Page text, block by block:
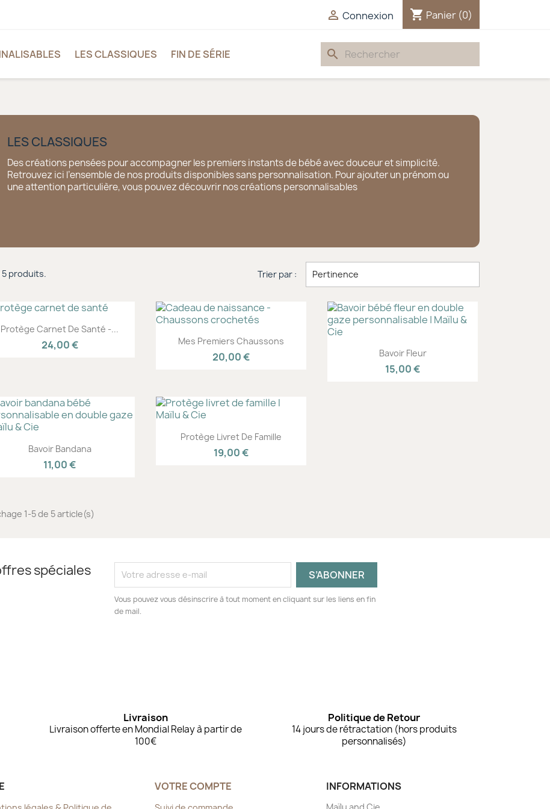
 Connexion shopping_cart Panier (0)
LES CLASSIQUES FIN DE SÉRIE search
LES CLASSIQUES
Des créations pensées pour accompagner les premiers instants de bébé avec douceur et simplicité.
Retrouvez ici l’ensemble de nos produits disponibles sans personnalisation. Pour ajouter un prénom ou
une attention particulière, vous pouvez découvrir noscréations personnalisables
5 produits. Trier par : Pertinence
Aperçu rapide
Protège Carnet De Santé -...
24,00 € Aperçu rapide
Mes Premiers Chaussons
20,00 €
Aperçu rapide
Bavoir Fleur
15,00 €
Aperçu rapide
Bavoir Bandana
11,00 €
Aperçu rapide
Protège Livret De Famille
19,00 €
1-5 de 5 article(s)
spéciales
Vous pouvez vous désinscrire à tout moment en cliquant sur les liens en fin
de mail.
Livraison
Livraison offerte en Mondial Relay à partir de
100€
Politique de Retour
14 jours de rétractation (hors produits
personnalisés)
VOTRE COMPTE INFORMATIONS